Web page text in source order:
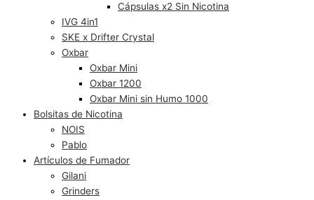
Cápsulas x2 Sin Nicotina
IVG 4in1
SKE x Drifter Crystal
Oxbar
Oxbar Mini
Oxbar 1200
Oxbar Mini sin Humo 1000
Bolsitas de Nicotina
NOIS
Pablo
Artículos de Fumador
Gilani
Grinders